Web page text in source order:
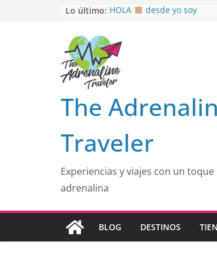
Lo último: HOLA
desde yo soy
EL SENDERO DEL CACAO:
opción
HOSPEDAJE AL
En
MULITO!
The
Traveler
Experiencias y viajes con un toque
adrenalina
BLOG DESTINOS